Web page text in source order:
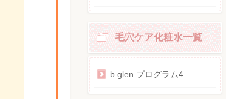
毛穴ケア化粧水一覧
b.glen プログラム4